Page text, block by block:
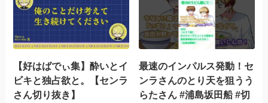
【好はばでぃ集】酔いとイ
ビキと独占欲と。【センラ
さん切り抜き】
最速のインパルス発動！セ
ンラさんのとり天を狙うう
らたさん #浦島坂田船 #切